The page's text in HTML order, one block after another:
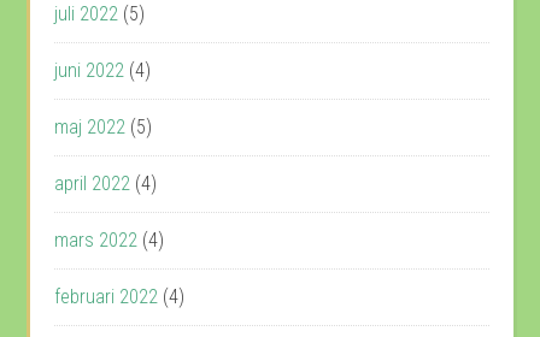
juli 2022 (5)
juni 2022 (4)
maj 2022 (5)
april 2022 (4)
mars 2022 (4)
februari 2022 (4)